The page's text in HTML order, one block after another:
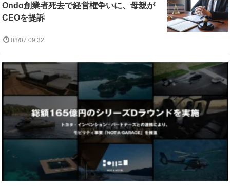
Ondo創業者死去で経営権争いに、母親が
CEOを提訴
08/07 09:32